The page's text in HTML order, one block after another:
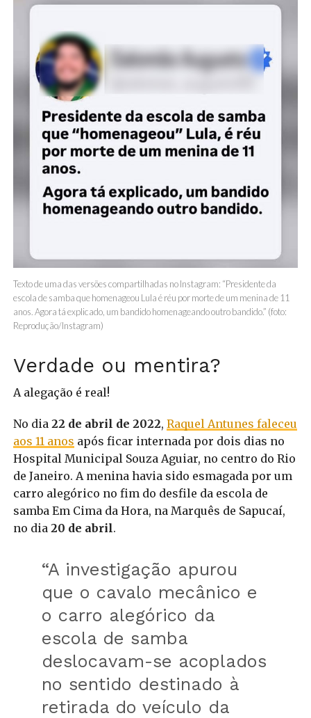
Texto de uma das versões compartilhadas no Instagram: “Presidente da
escola de samba que homenageou Lula é réu por morte de um menina de 11
anos. Agora tá explicado, um bandido homenageando outro bandido.” (foto:
Reprodução/Instagram)
Verdade ou mentira?
A alegação é real!
No dia 22 de abril de 2022, Raquel Antunes faleceu
aos 11 anos após ficar internada por dois dias no
Hospital Municipal Souza Aguiar, no centro do Rio
de Janeiro. A menina havia sido esmagada por um
carro alegórico no fim do desfile da escola de
samba Em Cima da Hora, na Marquês de Sapucaí,
no dia 20 de abril.
“A investigação apurou
que o cavalo mecânico e
o carro alegórico da
escola de samba
deslocavam-se acoplados
no sentido destinado à
retirada do veículo da